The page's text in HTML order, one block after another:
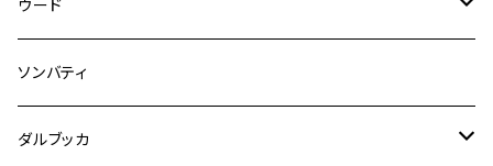
ウード
アラブウード
トルコウード
ソンバティ
ダルブッカ